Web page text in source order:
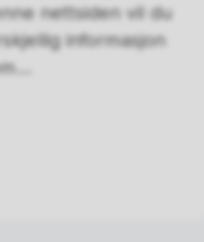
nettsiden vil du
informasjon